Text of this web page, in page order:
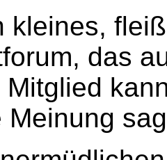
kleines,
das
Meinung